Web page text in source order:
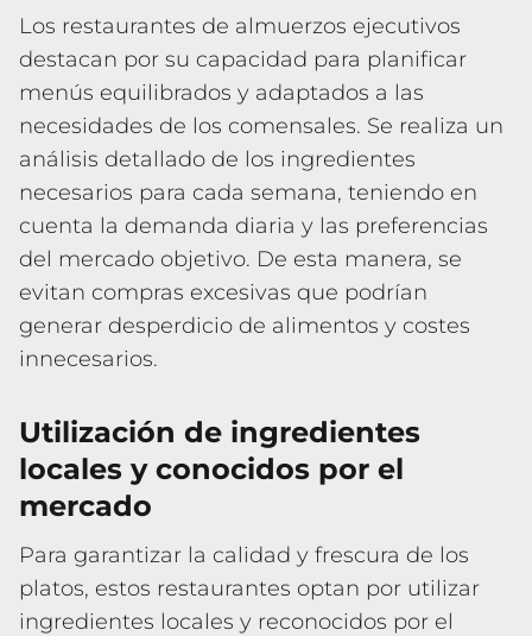
Los restaurantes de almuerzos ejecutivos
destacan por su capacidad para planificar
menús equilibrados y adaptados a las
necesidades de los comensales. Se realiza un
análisis detallado de los ingredientes
necesarios para cada semana, teniendo en
cuenta la demanda diaria y las preferencias
del mercado objetivo. De esta manera, se
evitan compras excesivas que podrían
generar desperdicio de alimentos y costes
innecesarios.
Utilización de ingredientes
locales y conocidos por el
mercado
Para garantizar la calidad y frescura de los
platos, estos restaurantes optan por utilizar
ingredientes locales y reconocidos por el